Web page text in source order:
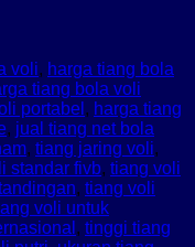
voli, harga tiang bola
tiang bola voli
portabel , harga tiang
, jual tiang net bola
, tiang jaring voli,
standar fivb, tiang voli
, tiang voli
voli untuk
, tinggi tiang